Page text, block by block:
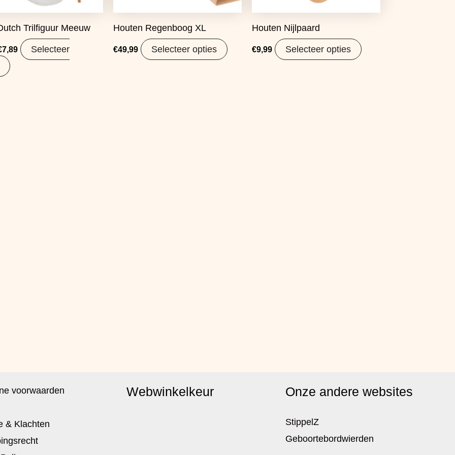
Trilfiguur Meeuw
7,89
Selecteer
Houten Regenboog XL
€49,99 Selecteer opties
Houten Nijlpaard
€9,99 Selecteer opties
voorwaarden
& Klachten
Webwinkelkeur Onze andere websites
StippelZ
Geboortebordwierden